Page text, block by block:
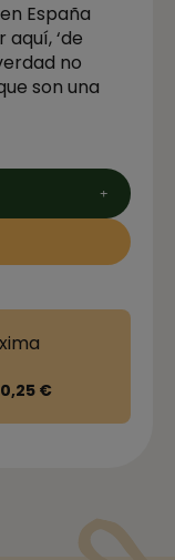
España
‘de
no
son una
0,25 €